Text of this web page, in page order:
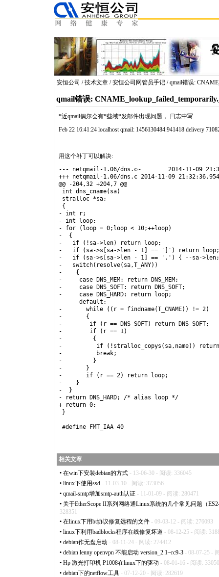
安恒公司 /技术文章 /安恒公司网管员手记 / qmail错误:
qmail错误:
*近qmail偶尔会有*些域*发邮件出现问题， 日志中写
Feb 22 16:41:24 localhostqmail: 1456130484.941418 delivery
用这个补丁可以解决:
--- netqmail -1.06/dns.c~	2014-11-09 21:30:43.000000000 +0100
+++ netqmail -1.06/dns.c	2014-11-09 21:32:36.954314782 +0100
@@ -204,32 +204,7 @@
int dns_ cname(sa)
stralloc *sa;
{
- int r;
- int loop;
- for (loop = 0;loop < 10;++loop)
-  {
-   if (!sa->len) return loop;
-   if (sa->s[sa->len - 1] == ']') return loop;
-   if (sa->s[sa->len - 1] == '.') { --sa-
-   switch(resolve(sa,T_ANY))
-    {
-     case DNS_MEM: return DNS_MEM;
-     case DNS_SOFT: return DNS_SOFT;
-     case DNS_HARD: return loop;
-     default:
-       while ((r = findname(T_CNAME)) != 2)
-	{
-	 if (r == DNS_SOFT) return DNS_SOFT;
-	 if (r == 1)
-	  {
-	   if (!stralloc_copys(sa,name)) return DNS_MEM;
-	   break;
-	  }
-	}
-       if (r == 2) return loop;
-    }
-  }
- return DNS_HARD; /* alias loop */
+ return 0;
}
#define FMT_IAA 40
相关文章
• 在win下安装debian的方式 - 13-06-30 - 阅读: 336045
• linux下使用ssd - 11-03-10 - 阅读: 373056
• qmail-smtp增加smtp-auth认证 - 11-01-09 - 阅读: 280471
• 关于EtherScope II系列网络通Linux系统的几个常见问题（
328351
• 在linux下用bt协议修复远程的文件 - 09-03-12 - 阅读: 276093
• linux下利用badblocks程序在线修复坏道 - 08-12-25 - 阅读:
• debian作无盘启动 - 08-11-24 - 阅读: 274412
• debian lenny openvpn 不能启动 version_2.1~rc9-3 - 08-07-25 -
• Hp 激光打印机 P1008在linux下的驱动 - 08-01-16 - 阅读:
• debian下的netflow工具 - 07-12-20 - 阅读: 282619